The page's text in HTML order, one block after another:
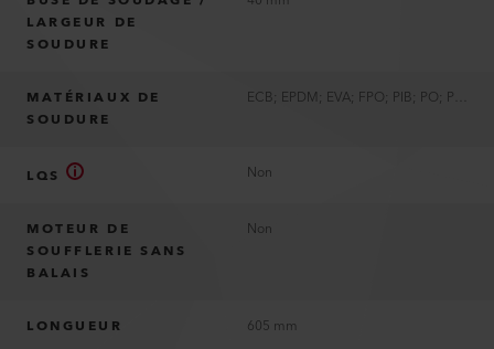
LARGEUR DE
SOUDURE
MATÉRIAUX DE
SOUDURE
LQS Non
MOTEUR DE
SOUFFLERIE SANS
BALAIS
Non
LONGUEUR 605 mm